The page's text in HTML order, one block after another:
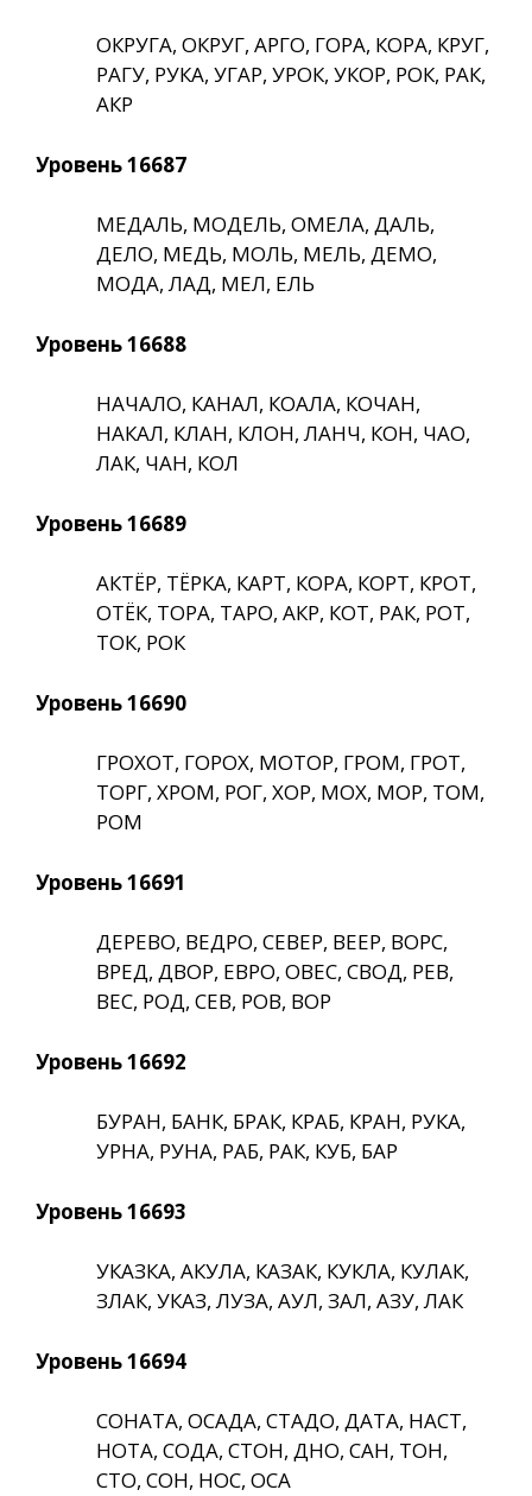
ОКРУГА, ОКРУГ, АРГО, ГОРА, КОРА, КРУГ,
РАГУ, РУКА, УГАР, УРОК, УКОР, РОК, РАК,
АКР
Уровень 16687
МЕДАЛЬ, МОДЕЛЬ, ОМЕЛА, ДАЛЬ,
ДЕЛО, МЕДЬ, МОЛЬ, МЕЛЬ, ДЕМО,
МОДА, ЛАД, МЕЛ, ЕЛЬ
Уровень 16688
НАЧАЛО, КАНАЛ, КОАЛА, КОЧАН,
НАКАЛ, КЛАН, КЛОН, ЛАНЧ, КОН, ЧАО,
ЛАК, ЧАН, КОЛ
Уровень 16689
АКТЁР, ТЁРКА, КАРТ, КОРА, КОРТ, КРОТ,
ОТЁК, ТОРА, ТАРО, АКР, КОТ, РАК, РОТ,
ТОК, РОК
Уровень 16690
ГРОХОТ, ГОРОХ, МОТОР, ГРОМ, ГРОТ,
ТОРГ, ХРОМ, РОГ, ХОР, МОХ, МОР, ТОМ,
РОМ
Уровень 16691
ДЕРЕВО, ВЕДРО, СЕВЕР, ВЕЕР, ВОРС,
ВРЕД, ДВОР, ЕВРО, ОВЕС, СВОД, РЕВ,
ВЕС, РОД, СЕВ, РОВ, ВОР
Уровень 16692
БУРАН, БАНК, БРАК, КРАБ, КРАН, РУКА,
УРНА, РУНА, РАБ, РАК, КУБ, БАР
Уровень 16693
УКАЗКА, АКУЛА, КАЗАК, КУКЛА, КУЛАК,
ЗЛАК, УКАЗ, ЛУЗА, АУЛ, ЗАЛ, АЗУ, ЛАК
Уровень 16694
СОНАТА, ОСАДА, СТАДО, ДАТА, НАСТ,
НОТА, СОДА, СТОН, ДНО, САН, ТОН,
СТО, СОН, НОС, ОСА